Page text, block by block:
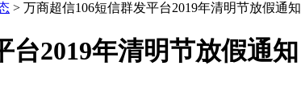
> 万商超信106短信群发平台2019年清明节放假通知
台2019年清明节放假通知